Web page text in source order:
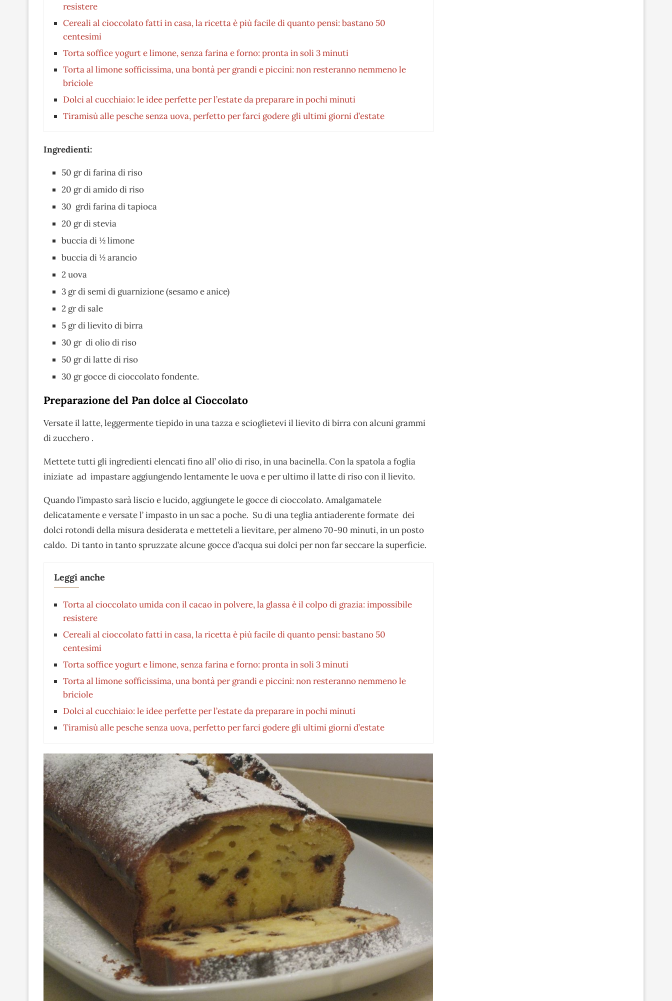
resistere
Cereali al cioccolato fatti in casa, la ricetta è più facile di quanto pensi: bastano 50
centesimi
Torta soffice yogurt e limone, senza farina e forno: pronta in soli 3 minuti
Torta al limone sofficissima, una bontà per grandi e piccini: non resteranno nemmeno le
briciole
Dolci al cucchiaio: le idee perfette per l’estate da preparare in pochi minuti
Tiramisù alle pesche senza uova, perfetto per farci godere gli ultimi giorni d’estate
Ingredienti:
50 gr di farina di riso
20 gr di amido di riso
30 grdi farina di tapioca
20 gr di stevia
buccia di ½ limone
buccia di ½ arancio
2 uova
3 gr di semi di guarnizione (sesamo e anice)
2 gr di sale
5 gr di lievito di birra
30 gr di olio di riso
50 gr di latte di riso
30 gr gocce di cioccolato fondente.
Preparazione del Pan dolce al Cioccolato
Versate il latte, leggermente tiepido in una tazza e scioglietevi il lievito di birra con alcuni grammi
di zucchero .
Mettete tutti gli ingredienti elencati fino all’ olio di riso, in una bacinella. Con la spatola a foglia
iniziate ad impastare aggiungendo lentamente le uova e per ultimo il latte di riso con il lievito.
Quando l’impasto sarà liscio e lucido, aggiungete le gocce di cioccolato. Amalgamatele
delicatamente e versate l’ impasto in un sac a poche. Su di una teglia antiaderente formate dei
dolci rotondi della misura desiderata e metteteli a lievitare, per almeno 70-90 minuti, in un posto
caldo. Di tanto in tanto spruzzate alcune gocce d’acqua sui dolci per non far seccare la superficie.
Leggi anche
Torta al cioccolato umida con il cacao in polvere, la glassa è il colpo di grazia: impossibile
resistere
Cereali al cioccolato fatti in casa, la ricetta è più facile di quanto pensi: bastano 50
centesimi
Torta soffice yogurt e limone, senza farina e forno: pronta in soli 3 minuti
Torta al limone sofficissima, una bontà per grandi e piccini: non resteranno nemmeno le
briciole
Dolci al cucchiaio: le idee perfette per l’estate da preparare in pochi minuti
Tiramisù alle pesche senza uova, perfetto per farci godere gli ultimi giorni d’estate